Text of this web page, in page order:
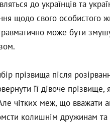
до українців та
щодо свого особистого
може бути
прізвища після
її дівоче
чітких меж, що вважати
колишнім дружинам та